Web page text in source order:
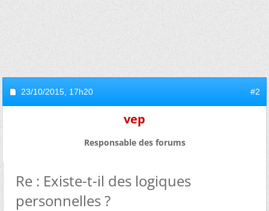
23/10/2015, 17h20 #2
vep
Responsable des forums
Re : Existe-t-il des logiques
personnelles ?